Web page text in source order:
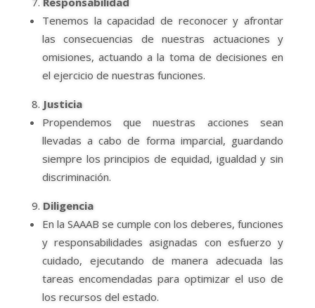
Tenemos la capacidad de reconocer y afrontar
las consecuencias de nuestras actuaciones y
omisiones, actuando a la toma de decisiones en
el ejercicio de nuestras funciones.
Justicia
Propendemos que nuestras acciones sean
llevadas a cabo de forma imparcial, guardando
siempre los principios de equidad, igualdad y sin
discriminación.
Diligencia
En la SAAAB se cumple con los deberes, funciones
y responsabilidades asignadas con esfuerzo y
cuidado, ejecutando de manera adecuada las
tareas encomendadas para optimizar el uso de
los recursos del estado.